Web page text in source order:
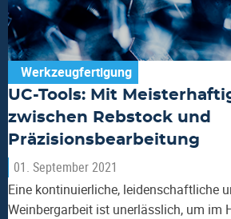
Werkzeugfertigung
UC-Tools: Mit
zwischen Rebstock und
Präzisionsbearbeitung
01. September 2021
Eine kontinuierliche, leidenschaftliche
Weinbergarbeit ist unerlässlich, um im